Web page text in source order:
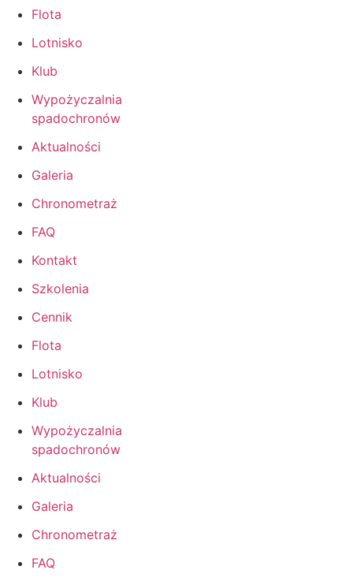
Flota
Lotnisko
Klub
Wypożyczalnia
spadochronów
Aktualności
Galeria
Chronometraż
FAQ
Kontakt
Szkolenia
Cennik
Flota
Lotnisko
Klub
Wypożyczalnia
spadochronów
Aktualności
Galeria
Chronometraż
FAQ